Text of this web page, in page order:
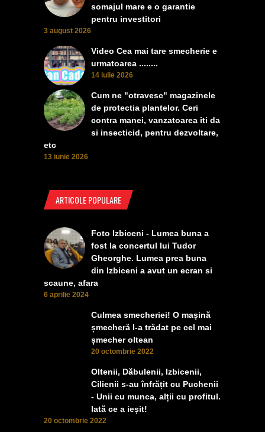
somajul mare e o garantie
pentru investitori
3 august 2026
Video Cea mai tare smecherie e
urmatoarea ........
14 iulie 2026
Cum ne "otravesc" magazinele
de protectia plantelor. Ceri
contra manei, vanzatoarea iti da
si insecticid, pentru dezvoltare,
etc
13 iunie 2026
ARTICOLE POPULARE
Foto Izbiceni - Lumea buna a
fost la concertul lui Tudor
Gheorghe. Lumea prea buna
din Izbiceni a avut un ecran si
scaune, afara
6 aprilie 2024
Culmea smecheriei! O mașină
șmecheră l-a trădat pe cel mai
șmecher oltean
20 octombrie 2022
Oltenii, Dăbulenii, Izbicenii,
Cilienii s-au înfrățit cu Puchenii
- Unii cu munca, alții cu profitul.
Iată ce a ieșit!
20 octombrie 2022